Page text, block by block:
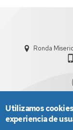
Ronda
Utilizamos
experiencia de